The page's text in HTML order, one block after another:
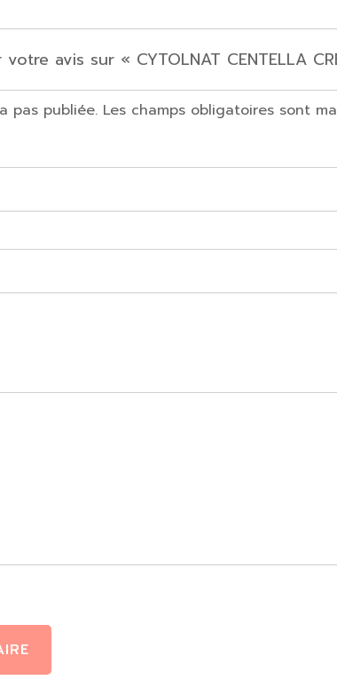
avis sur « CYTOLNAT CENTELLA
pas publiée. Les champs obligatoires sont